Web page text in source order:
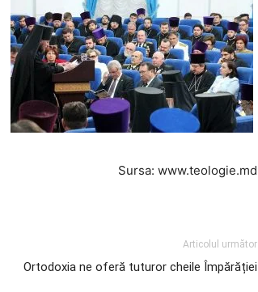
Sursa: www.teologie.md
Articolul următor
Ortodoxia ne oferă tuturor cheile Împărăției